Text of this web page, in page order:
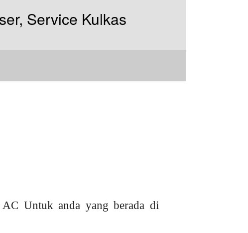
Untuk anda yang berada di